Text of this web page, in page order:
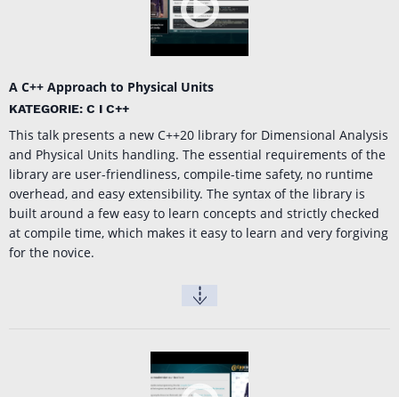
A C++ Approach to Physical Units
KATEGORIE: C I C++
This talk presents a new C++20 library for Dimensional Analysis
and Physical Units handling. The essential requirements of the
library are user-friendliness, compile-time safety, no runtime
overhead, and easy extensibility. The syntax of the library is
built around a few easy to learn concepts and strictly checked
at compile time, which makes it easy to learn and very forgiving
for the novice.